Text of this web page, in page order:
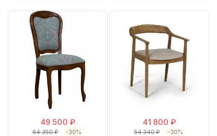
49 500 ₽
64 350 ₽ -30%
41 800 ₽
54 340 ₽ -30%